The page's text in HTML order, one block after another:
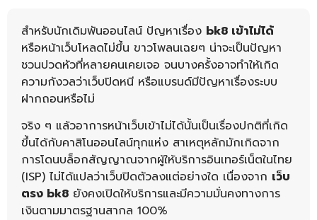
สำหรับนักเดิมพันออนไลน์ ปัญหาเรื่อง bk8 เข้าไม่ได้
หรือหน้าเว็บโหลดไม่ขึ้น ขาวโพลนเฉยๆ น่าจะเป็นปัญหา
ชวนปวดหัวที่หลายคนเคยเจอ จนบางครั้งอาจทำให้เกิด
ความกังวลว่าเว็บปิดหนี หรือแบรนด์มีปัญหาเรื่องระบบ
ฝากถอนหรือไม่
จริง ๆ แล้วอาการหน้าเว็บเข้าไม่ได้นั้นเป็นเรื่องปกติที่เกิด
ขึ้นได้กับคาสิโนออนไลน์ทุกแห่ง สาเหตุหลักมักเกิดจาก
การโดนบล็อกสัญญาณจากผู้ให้บริการอินเทอร์เน็ตในไทย
(ISP) ไม่ได้แปลว่าเว็บปิดตัวลงแต่อย่างใด เนื่องจาก เว็บ
ตรง bk8 ยังคงเปิดให้บริการและมีความมั่นคงทางการ
เงินตามมาตรฐานสากล 100%